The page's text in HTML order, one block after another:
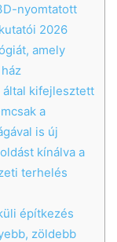
nyomtatott
2026
amely
által kifejlesztett
a
is új
kínálva a
terhelés
építkezés
zöldebb